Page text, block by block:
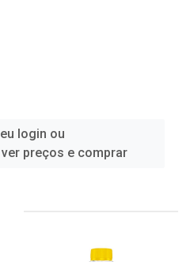
login ou
preços e comprar